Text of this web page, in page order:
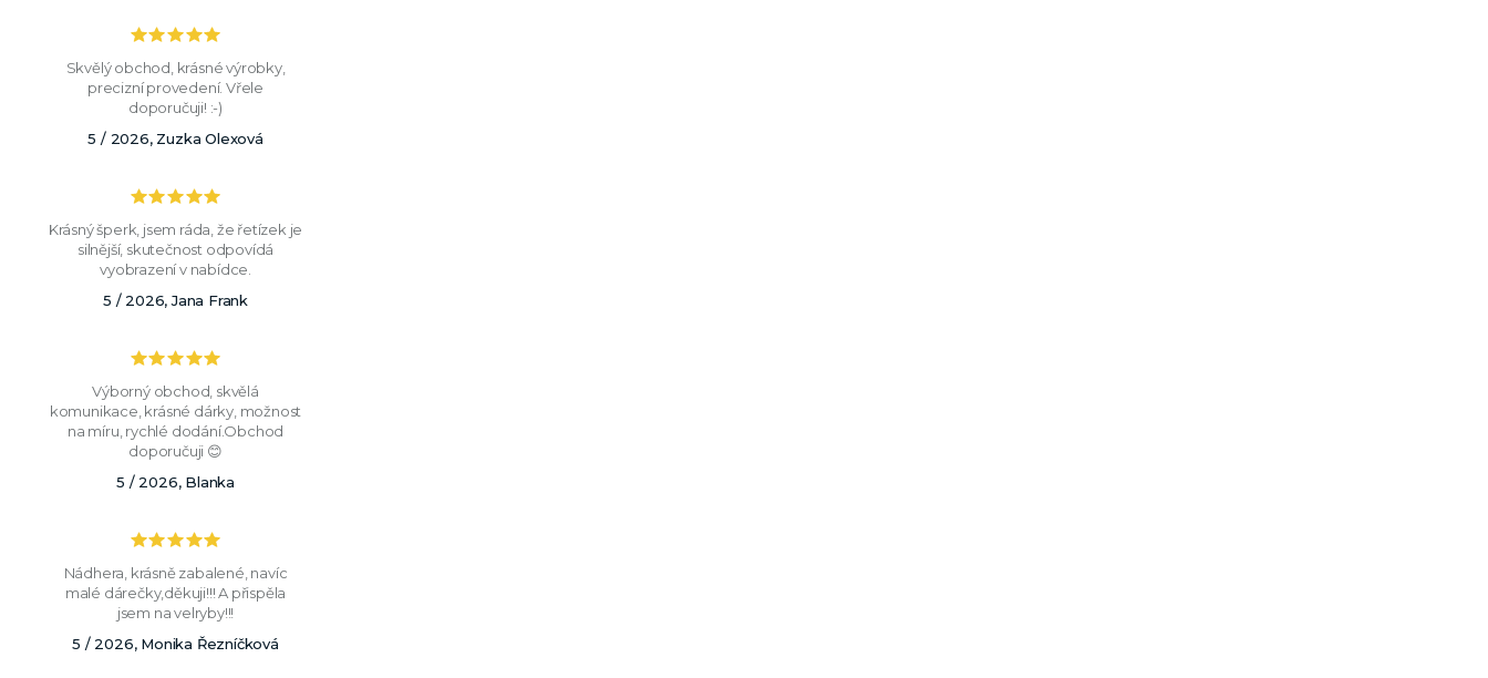
Skvělý obchod, krásné výrobky,
precizní provedení. Vřele
doporučuji! :-)
5 / 2026, Zuzka Olexová
Krásný šperk, jsem ráda, že řetízek je
silnější, skutečnost odpovídá
vyobrazení v nabídce.
5 / 2026, Jana Frank
Výborný obchod, skvělá
komunikace, krásné dárky, možnost
na míru, rychlé dodání.Obchod
doporučuji 😊
5 / 2026, Blanka
Nádhera, krásně zabalené, navíc
malé dárečky,děkuji!!! A přispěla
jsem na velryby!!!
5 / 2026, Monika Řezníčková